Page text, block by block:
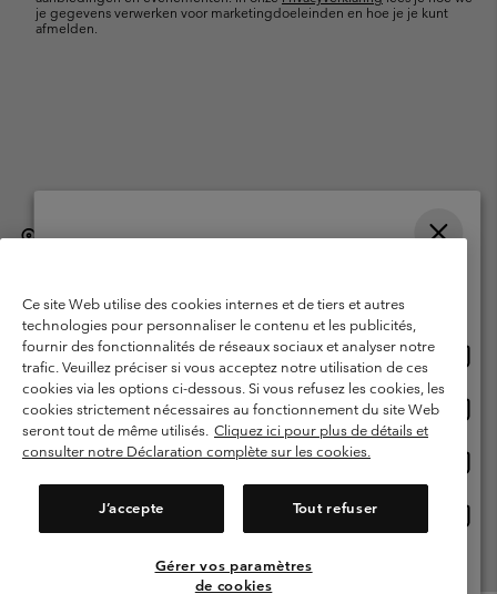
je gegevens verwerken voor marketingdoeleinden en hoe je je kunt
afmelden.
België (Nederlands) | English ›| français ›
Gebruiksvoorwaarden
Verkoopvoorwaarden
Garantie
Privacybeleid
Gebruiksvoorwaarden voor lidmaatschap
Voorwaarden voor door gebruikers gegenereerde inhoud
Impressum
Cookies
Ce site Web utilise des cookies internes et de tiers et autres
technologies pour personnaliser le contenu et les publicités,
fournir des fonctionnalités de réseaux sociaux et analyser notre
trafic. Veuillez préciser si vous acceptez notre utilisation de ces
cookies via les options ci-dessous. Si vous refusez les cookies, les
cookies strictement nécessaires au fonctionnement du site Web
seront tout de même utilisés. Cliquez ici pour plus de détails et
consulter notre Déclaration complète sur les cookies.
J’accepte Tout refuser
Gérer vos paramètres
de cookies
Online shoppen beschikbaar
United States
Belgium-English
Belgium-Français
Belgium-Dutch
Alle Locaties Bekijken